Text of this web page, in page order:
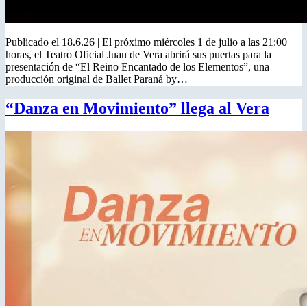
Publicado el 18.6.26 | El próximo miércoles 1 de julio a las 21:00
horas, el Teatro Oficial Juan de Vera abrirá sus puertas para la
presentación de “El Reino Encantado de los Elementos”, una
producción original de Ballet Paraná by…
“Danza en Movimiento” llega al Vera